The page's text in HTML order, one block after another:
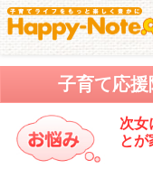
子育て応
次女
とが